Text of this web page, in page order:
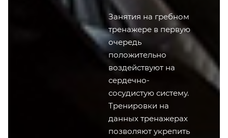
Занятия на гребном
тренажере в первую
очередь
положительно
воздействуют на
сердечно-
сосудистую систему.
Тренировки на
данных тренажерах
позволяют укрепить